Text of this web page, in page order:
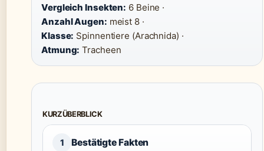
Vergleich Insekten: 6 Beine ·
Anzahl Augen: meist 8 ·
Klasse: Spinnentiere (Arachnida) ·
Atmung: Tracheen
KURZÜBERBLICK
1 Bestätigte Fakten